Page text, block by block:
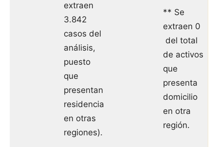
extraen
3.842
casos del
análisis,
puesto
que
presentan
residencia
en otras
regiones).
** Se
extraen 0
del total
de activos
que
presenta
domicilio
en otra
región.